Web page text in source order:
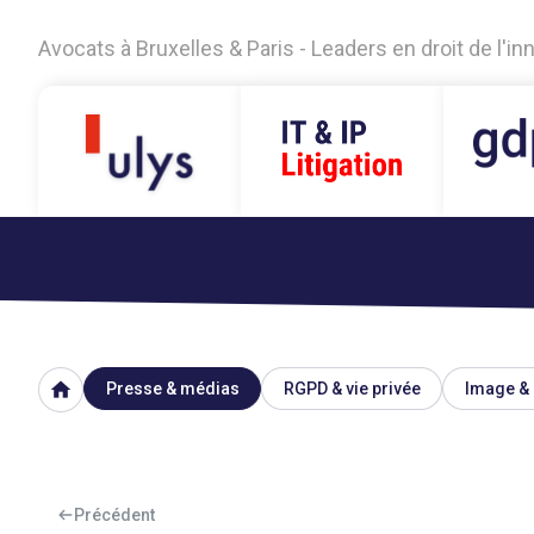
Avocats à Bruxelles & Paris - Leaders en droit de
home Presse & médias RGPD & vie privée Image
Précédent